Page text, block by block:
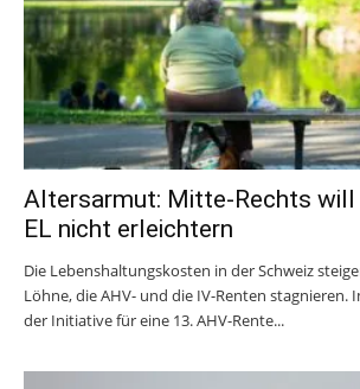
Altersarmut: Mitte-Rechts will
EL nicht erleichtern
Die Lebenshaltungskosten in der Schweiz
Löhne, die AHV- und die IV-Renten stagnieren.
der Initiative für eine 13. AHV-Rente...